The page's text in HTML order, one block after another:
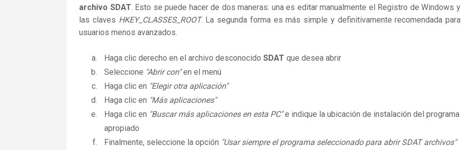
archivo SDAT. Esto se puede hacer de dos maneras: una es editar manualmente el Registro de Windows y
las claves HKEY_CLASSES_ROOT. La segunda forma es más simple y definitivamente recomendada para
usuarios menos avanzados.
Haga clic derecho en el archivo desconocido SDAT que desea abrir
Seleccione "Abrir con"en el menú
Haga clic en "Elegir otra aplicación"
Haga clic en "Más aplicaciones"
Haga clic en "Buscar más aplicaciones en esta PC"e indique la ubicación de instalación del programa
apropiado
Finalmente, seleccione la opción "Usar siempre el programa seleccionado para abrir SDAT archivos"